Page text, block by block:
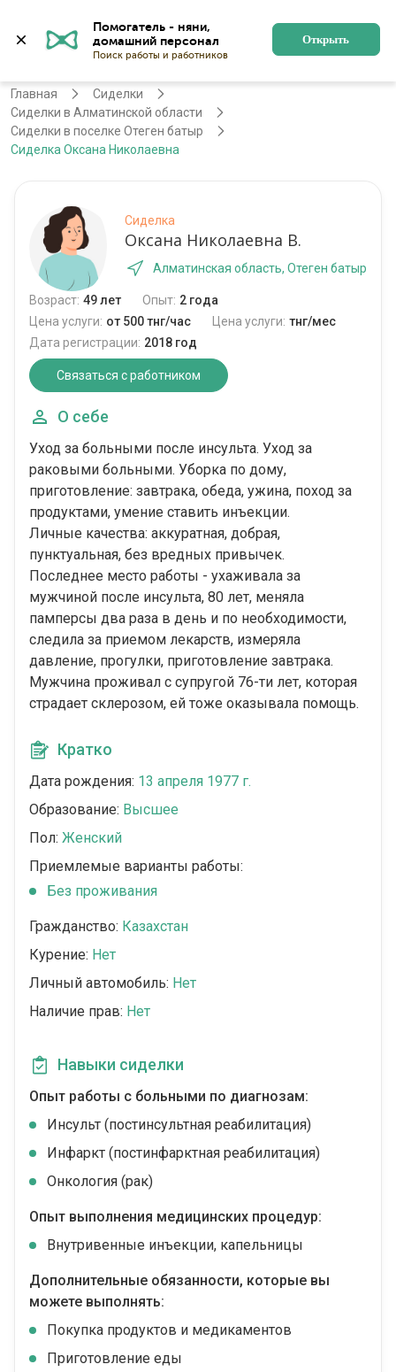
Помогатель - няни,
Поиск работы и работников
Открыть
Алматы Регистрация
Главная
Сиделки
Сиделки в Алматинской области
Сиделки в поселке Отеген батыр
Сиделка Оксана Николаевна
Сиделка
Оксана Николаевна В.
Алматинская область, Отеген батыр
Возраст: 49 лет Опыт: 2 года
Цена услуги: от 500 тнг/час Цена услуги: тнг/мес
Дата регистрации: 2018 год
Связаться с работником
О себе
Уход за больными после инсульта. Уход за
раковыми больными. Уборка по дому,
приготовление: завтрака, обеда, ужина, поход за
продуктами, умение ставить инъекции.
Личные качества: аккуратная, добрая,
пунктуальная, без вредных привычек.
Последнее место работы - ухаживала за
мужчиной после инсульта, 80 лет, меняла
памперсы два раза в день и по необходимости,
следила за приемом лекарств, измеряла
давление, прогулки, приготовление завтрака.
Мужчина проживал с супругой 76-ти лет, которая
страдает склерозом, ей тоже оказывала помощь.
Кратко
Дата рождения: 13 апреля 1977 г.
Образование: Высшее
Пол: Женский
Приемлемые варианты работы:
Без проживания
Гражданство: Казахстан
Курение: Нет
Личный автомобиль: Нет
Наличие прав: Нет
Навыки сиделки
Опыт работы с больными по диагнозам:
Инсульт (постинсультная реабилитация)
Инфаркт (постинфарктная реабилитация)
Онкология (рак)
Опыт выполнения медицинских процедур:
Внутривенные инъекции, капельницы
Дополнительные обязанности, которые вы
можете выполнять:
Покупка продуктов и медикаментов
Приготовление еды